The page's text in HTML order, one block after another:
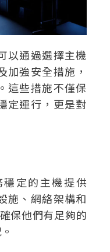
以通過選擇主機
加強安全措施，
這些措施不僅保
定運行，更是對
定的主機提供
施、網絡架構和
保他們有足夠的